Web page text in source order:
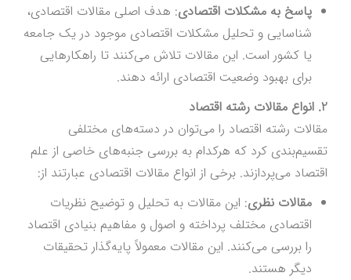
پاسخ به مشکلات اقتصادی: هدف اصلی مقالات اقتصادی،
شناسایی و تحلیل مشکلات اقتصادی موجود در یک جامعه
یا کشور است. این مقالات تلاش می‌کنند تا راهکارهایی
برای بهبود وضعیت اقتصادی ارائه دهند.
2. انواع مقالات رشته اقتصاد
مقالات رشته اقتصاد را می‌توان در دسته‌های مختلفی
تقسیم‌بندی کرد که هرکدام به بررسی جنبه‌های خاصی از علم
اقتصاد می‌پردازند. برخی از انواع مقالات اقتصادی عبارتند از:
مقالات نظری: این مقالات به تحلیل و توضیح نظریات
اقتصادی مختلف پرداخته و اصول و مفاهیم بنیادی اقتصاد
را بررسی می‌کنند. این مقالات معمولاً پایه‌گذار تحقیقات
دیگر هستند.